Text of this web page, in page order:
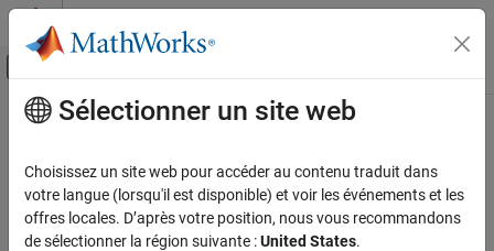
Passer au contenu
Activer/désactiver l'affichage du menu
Accueil de la documentation
Communications Toolbox
Composants PHY
Contenu principal
La traduction de cette page n'est pas à jour. Cliquez ici pour voir la
Filtrage
Sélectionner un site web
Choisissez un site web pour accéder au contenu traduit dans
votre langue (lorsqu'il est disponible) et voir les événements et les
offres locales. D’après votre position, nous vous recommandons
de sélectionner la région suivante :United States.